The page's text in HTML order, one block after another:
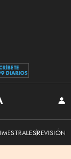
DIARIOS
REVISIÓN